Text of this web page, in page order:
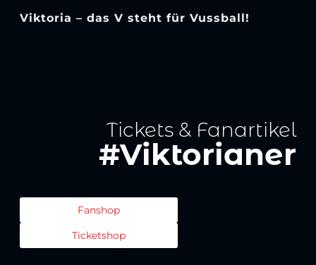
Viktoria – das V steht für Vussball!
Tickets & Fanartikel
#Viktorianer
Fanshop
Ticketshop